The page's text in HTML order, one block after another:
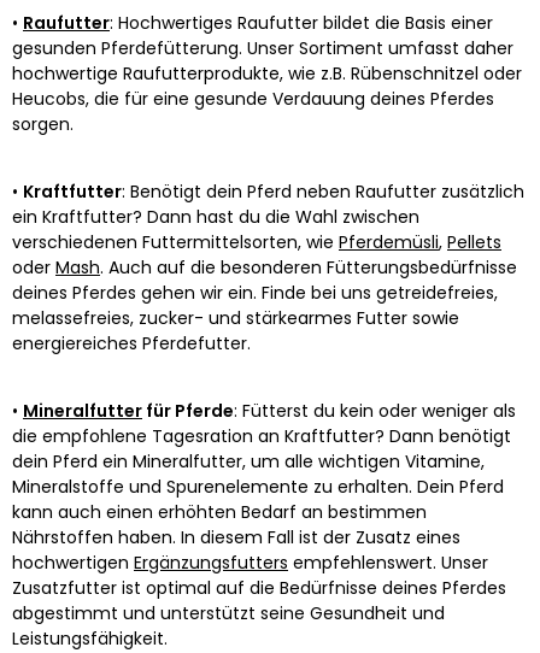
• Raufutter: Hochwertiges Raufutter bildet die Basis einer
gesunden Pferdefütterung. Unser Sortiment umfasst daher
hochwertige Raufutterprodukte, wie z.B. Rübenschnitzel oder
Heucobs, die für eine gesunde Verdauung deines Pferdes
sorgen.
• Kraftfutter: Benötigt dein Pferd neben Raufutter zusätzlich
ein Kraftfutter? Dann hast du die Wahl zwischen
verschiedenen Futtermittelsorten, wie Pferdemüsli, Pellets
oder Mash. Auch auf die besonderen Fütterungsbedürfnisse
deines Pferdes gehen wir ein. Finde bei uns getreidefreies,
melassefreies, zucker- und stärkearmes Futter sowie
energiereiches Pferdefutter.
• Mineralfutter für Pferde: Fütterst du kein oder weniger als
die empfohlene Tagesration an Kraftfutter? Dann benötigt
dein Pferd ein Mineralfutter, um alle wichtigen Vitamine,
Mineralstoffe und Spurenelemente zu erhalten. Dein Pferd
kann auch einen erhöhten Bedarf an bestimmen
Nährstoffen haben. In diesem Fall ist der Zusatz eines
hochwertigen Ergänzungsfutters empfehlenswert. Unser
Zusatzfutter ist optimal auf die Bedürfnisse deines Pferdes
abgestimmt und unterstützt seine Gesundheit und
Leistungsfähigkeit.